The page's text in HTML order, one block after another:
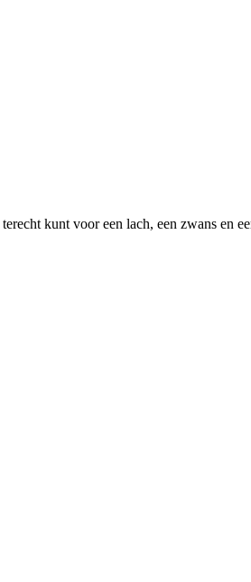
kunt voor een lach, een zwans en